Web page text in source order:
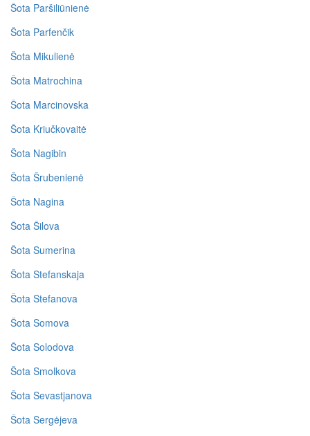
Šota Paršiliūnienė
Šota Parfenčik
Šota Mikulienė
Šota Matrochina
Šota Marcinovska
Šota Kriučkovaitė
Šota Nagibin
Šota Šrubenienė
Šota Nagina
Šota Šilova
Šota Sumerina
Šota Stefanskaja
Šota Stefanova
Šota Somova
Šota Solodova
Šota Smolkova
Šota Sevastjanova
Šota Sergėjeva